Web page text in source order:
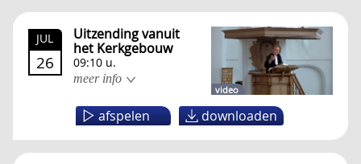
video
JUL
26
Uitzending vanuit
het Kerkgebouw
09:10 u.
meer info
afspelen downloaden